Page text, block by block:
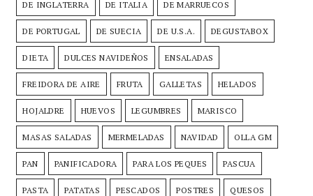
DE INGLATERRA DE ITALIA DE MARRUECOS
DE PORTUGAL DE SUECIA DE U.S.A. DEGUSTABOX
DIETA DULCES NAVIDEÑOS ENSALADAS
FREIDORA DE AIRE FRUTA GALLETAS HELADOS
HOJALDRE HUEVOS LEGUMBRES MARISCO
MASAS SALADAS MERMELADAS NAVIDAD OLLA GM
PAN PANIFICADORA PARA LOS PEQUES PASCUA
PASTA PATATAS PESCADOS POSTRES QUESOS